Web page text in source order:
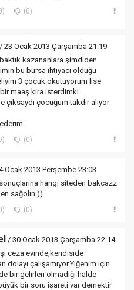
(0)
/ 23 Ocak 2013 Çarşamba 21:19
kazananlara şimdiden
bu bursa ihtiyacı olduğu
3 çocuk okutuyorum lise
maaş kira isterdimki
çıksaydı çocuğum takdir alıyor
(0)
Ocak 2013 Perşembe 23:03
hangi siteden bakcazz
sağolın:))
(0)
/ 30 Ocak 2013 Çarşamba 22:14
ceza evinde,kendiside
dolayı çalışamıyor.Yiğenim için
bir gelirleri olmadığı halde
bir soru işareti var demektir